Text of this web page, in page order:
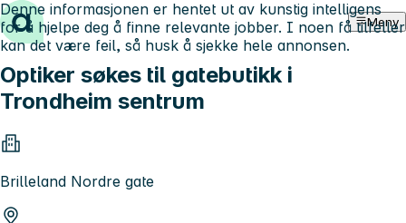
Hopp til innhold Meny
Optiker søkes til gatebutikk i
Trondheim sentrum
Brilleland Nordre gate
Denne informasjonen er hentet ut av kunstig intelligens
for å hjelpe deg å finne relevante jobber. I noen få tilfeller
kan det være feil, så husk å sjekke hele annonsen.